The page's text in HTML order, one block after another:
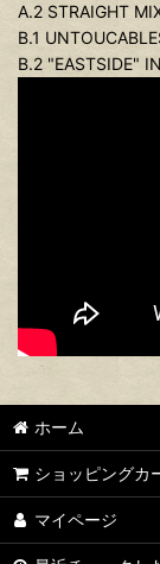
A.2 STRAIGHT
B.1
B.2 "EASTSIDE"
ホーム
ショッピングカ
マイページ